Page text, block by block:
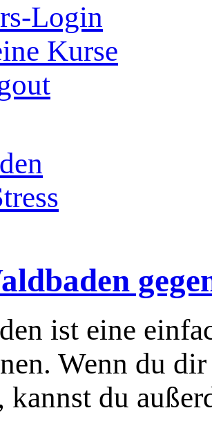
Login
Kurse
ist eine
Wenn du
kannst du